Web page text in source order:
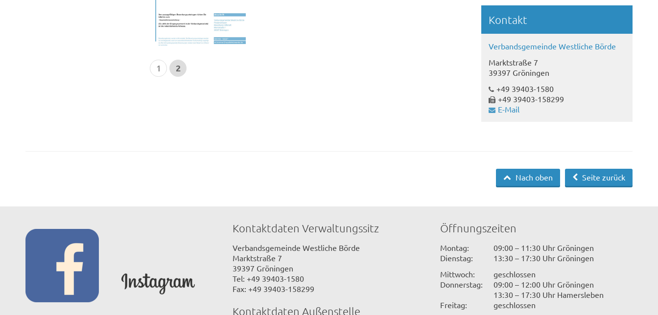
1 2
Kontakt
Verbandsgemeinde Westliche Börde
Marktstraße 7
39397 Gröningen
+49 39403-1580
+49 39403-158299
E-Mail
Seite zurück
Nach oben
Kontaktdaten Verwaltungssitz
Verbandsgemeinde Westliche Börde
Marktstraße 7
39397 Gröningen
Tel: +49 39403-1580
Fax: +49 39403-158299
Kontaktdaten Außenstelle
Öffnungszeiten
Montag:
09:00 – 11:30 Uhr Gröningen
Dienstag:
13:30 – 17:30 Uhr Gröningen
Mittwoch:
geschlossen
Donnerstag:
09:00 – 12:00 Uhr Gröningen
13:30 – 17:30 Uhr Hamersleben
Freitag:
geschlossen